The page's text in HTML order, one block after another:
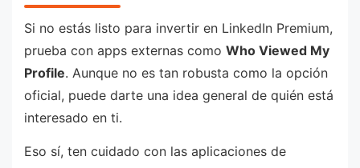
Si no estás listo para invertir en LinkedIn Premium,
prueba con apps externas como Who Viewed My
Profile. Aunque no es tan robusta como la opción
oficial, puede darte una idea general de quién está
interesado en ti.
Eso sí, ten cuidado con las aplicaciones de